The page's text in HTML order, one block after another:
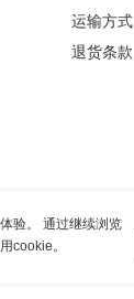
验。 通过继续浏览
cookie。
运输方式
退货条款